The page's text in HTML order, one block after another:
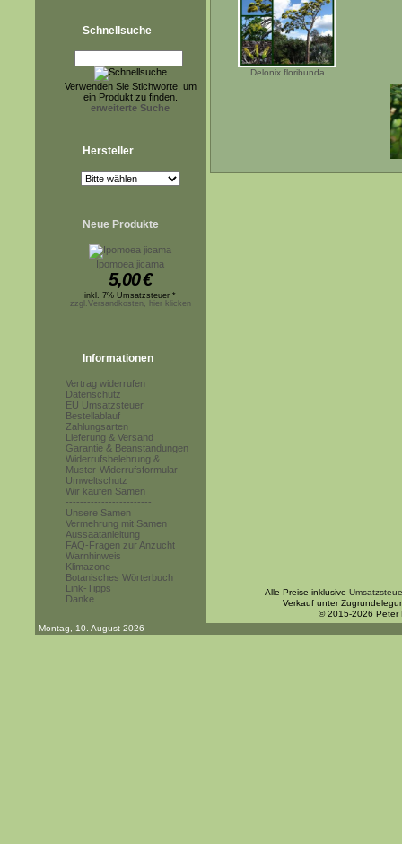
Schnellsuche
Verwenden Sie Stichworte, um
ein Produkt zu finden.
erweiterte Suche
Hersteller
Neue Produkte
Ipomoea jicama
5,00€
inkl. 7% Umsatzsteuer *
zzgl.Versandkosten, hier klicken
Informationen
Vertrag widerrufen
Datenschutz
EU Umsatzsteuer
Bestellablauf
Zahlungsarten
Lieferung & Versand
Garantie & Beanstandungen
Widerrufsbelehrung &
Muster-Widerrufsformular
Umweltschutz
Wir kaufen Samen
------------------------
Unsere Samen
Vermehrung mit Samen
Aussaatanleitung
FAQ-Fragen zur Anzucht
Warnhinweis
Klimazone
Botanisches Wörterbuch
Link-Tipps
Danke
Delonix floribunda
Alle Preise inklusive
Verkauf unter
© 2015-2026 Peter
Montag, 10. August 2026